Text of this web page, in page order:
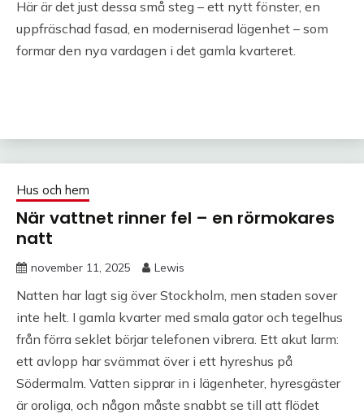
Här är det just dessa små steg – ett nytt fönster, en
uppfräschad fasad, en moderniserad lägenhet – som
formar den nya vardagen i det gamla kvarteret.
Hus och hem
När vattnet rinner fel – en rörmokares
natt
november 11, 2025 Lewis
Natten har lagt sig över Stockholm, men staden sover
inte helt. I gamla kvarter med smala gator och tegelhus
från förra seklet börjar telefonen vibrera. Ett akut larm:
ett avlopp har svämmat över i ett hyreshus på
Södermalm. Vatten sipprar in i lägenheter, hyresgäster
är oroliga, och någon måste snabbt se till att flödet